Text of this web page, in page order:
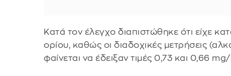
Κατά τον έλεγχο διαπιστώθηκε ότι είχε
ορίου, καθώς οι διαδοχικές μετρήσεις
φαίνεται να έδειξαν τιμές 0,73 και 0,66 mg/